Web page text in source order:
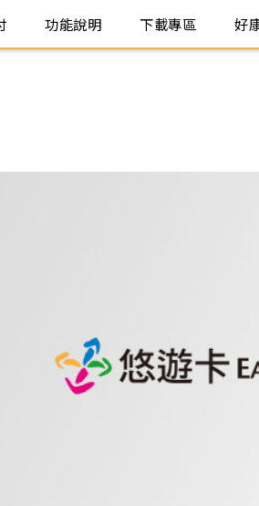
功能說明 下載專區 好